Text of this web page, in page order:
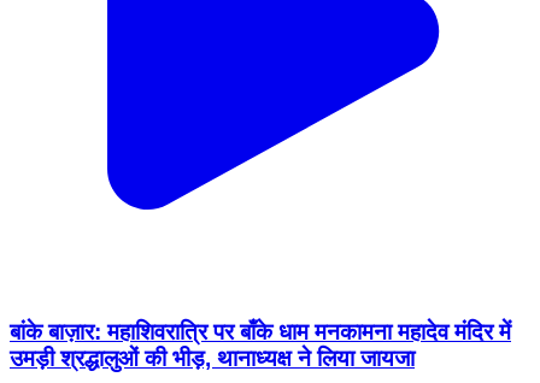
बांके बाज़ार: महाशिवरात्रि पर बाँके धाम मनकामना महादेव मंदिर में
उमड़ी श्रद्धालुओं की भीड़, थानाध्यक्ष ने लिया जायजा